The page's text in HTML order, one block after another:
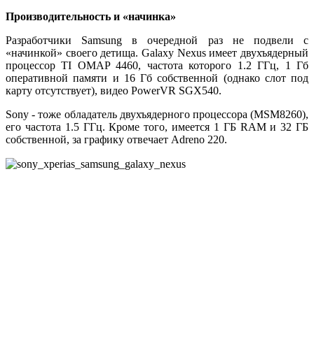
Производительность и «начинка»
Разработчики Samsung в очередной раз не подвели с
«начинкой» своего детища. Galaxy Nexus имеет двухъядерный
процессор TI OMAP 4460, частота которого 1.2 ГГц, 1 Гб
оперативной памяти и 16 Гб собственной (однако слот под
карту отсутствует), видео PowerVR SGX540.
Sony - тоже обладатель двухъядерного процессора (MSM8260),
его частота 1.5 ГГц. Кроме того, имеется 1 ГБ RAM и 32 ГБ
собственной, за графику отвечает Adreno 220.